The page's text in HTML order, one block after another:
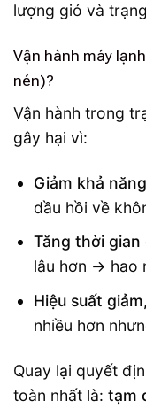
lượng gió và
Vận hành máy
nén)?
Vận hành trong
gây hại vì:
Giảm khả
dầu hồi về
Tăng thời gian
lâu hơn → hao
Hiệu suất
nhiều hơn
Quay lại quyết
toàn nhất là: tạm